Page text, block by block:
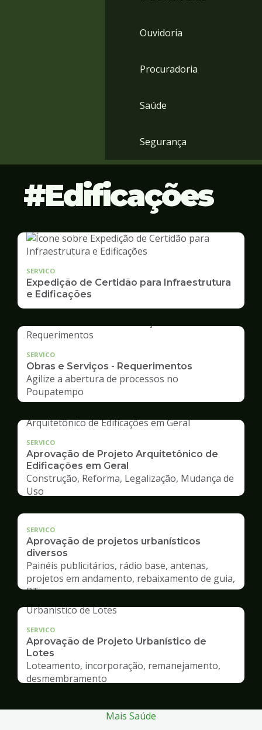
Ouvidoria
Procuradoria
Saúde
Segurança
Edificações
SERVICO
Expedição de Certidão para Infraestrutura
e Edificações
SERVICO
Obras e Serviços - Requerimentos
Agilize a abertura de processos no
Poupatempo
SERVICO
Aprovação de Projeto Arquitetônico de
Edificações em Geral
Construção, Reforma, Legalização, Mudança de
Uso
SERVICO
Aprovação de projetos urbanísticos
diversos
Painéis publicitários, rádio base, antenas,
projetos em andamento, rebaixamento de guia,
RT
SERVICO
Aprovação de Projeto Urbanístico de
Lotes
Loteamento, incorporação, remanejamento,
desmembramento
Mais Saúde